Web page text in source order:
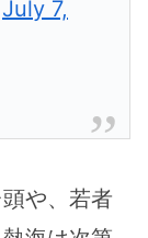
July 7,
や、若者